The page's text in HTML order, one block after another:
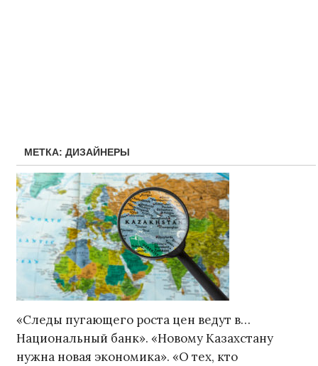
МЕТКА: ДИЗАЙНЕРЫ
«Следы пугающего роста цен ведут в…
Национальный банк». «Новому Казахстану
нужна новая экономика». «О тех, кто